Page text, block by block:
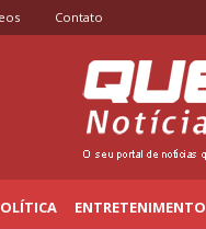
Contato
ENTRETENIMENTO